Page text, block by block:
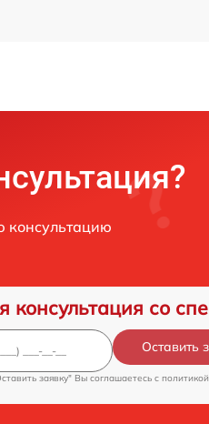
консультацию
консультация со
Оставить
заявку" Вы соглашаетесь c